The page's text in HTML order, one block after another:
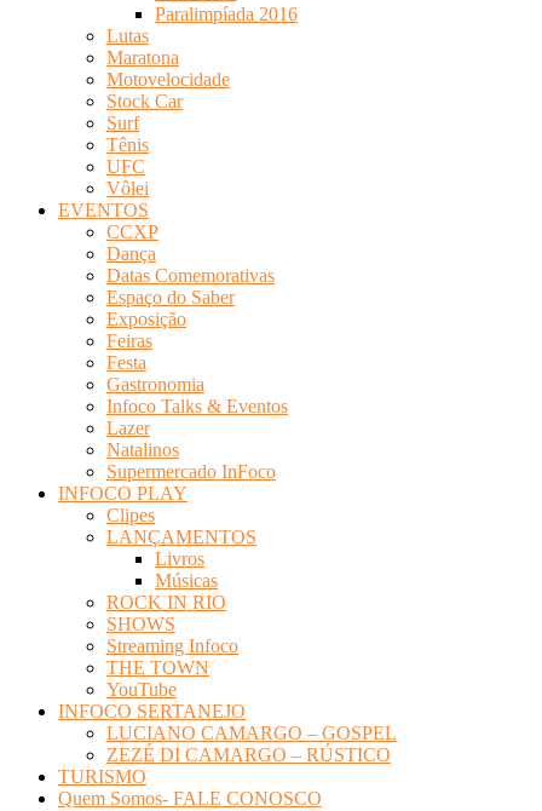
Paralimpíada 2016
Lutas
Maratona
Motovelocidade
Stock Car
Surf
Tênis
UFC
Vôlei
EVENTOS
CCXP
Dança
Datas Comemorativas
Espaço do Saber
Exposição
Feiras
Festa
Gastronomia
Infoco Talks & Eventos
Lazer
Natalinos
Supermercado InFoco
INFOCO PLAY
Clipes
LANÇAMENTOS
Livros
Músicas
ROCK IN RIO
SHOWS
Streaming Infoco
THE TOWN
YouTube
INFOCO SERTANEJO
LUCIANO CAMARGO – GOSPEL
ZEZÉ DI CAMARGO – RÚSTICO
TURISMO
Quem Somos- FALE CONOSCO